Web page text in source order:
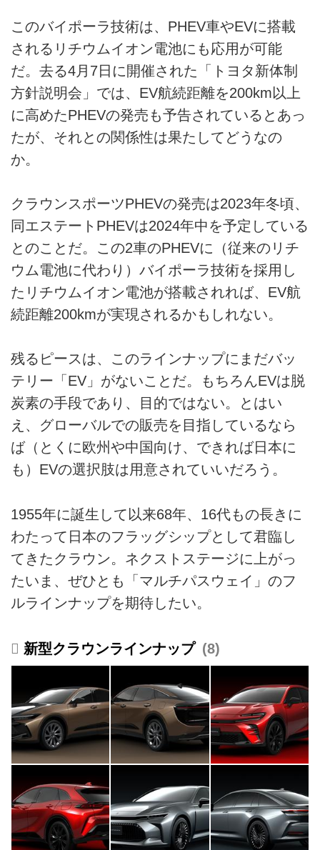
このバイポーラ技術は、PHEV車やEVに搭載
されるリチウムイオン電池にも応用が可能
だ。去る4月7日に開催された「トヨタ新体制
方針説明会」では、EV航続距離を200km以上
に高めたPHEVの発売も予告されているとあっ
たが、それとの関係性は果たしてどうなの
か。
クラウンスポーツPHEVの発売は2023年冬頃、
同エステートPHEVは2024年中を予定している
とのことだ。この2車のPHEVに（従来のリチ
ウム電池に代わり）バイポーラ技術を採用し
たリチウムイオン電池が搭載されれば、EV航
続距離200kmが実現されるかもしれない。
残るピースは、このラインナップにまだバッ
テリー「EV」がないことだ。もちろんEVは脱
炭素の手段であり、目的ではない。とはい
え、グローバルでの販売を目指しているなら
ば（とくに欧州や中国向け、できれば日本に
も）EVの選択肢は用意されていいだろう。
1955年に誕生して以来68年、16代もの長きに
わたって日本のフラッグシップとして君臨し
てきたクラウン。ネクストステージに上がっ
たいま、ぜひとも「マルチパスウェイ」のフ
ルラインナップを期待したい。
新型クラウンラインナップ 8